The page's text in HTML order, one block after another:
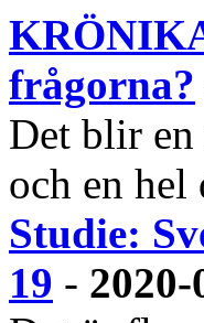
frågorna?
Det blir en
och en hel
Studie:
19 - 2020-